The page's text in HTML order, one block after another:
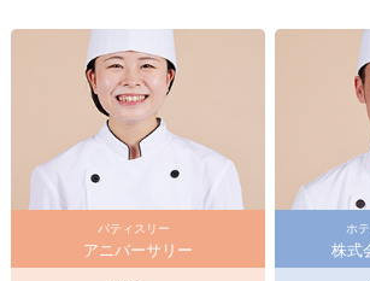
パティスリー
アニバーサリー
ホ
株式